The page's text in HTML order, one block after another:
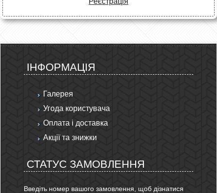
ІНФОРМАЦІЯ
Галерея
Угода користувача
Оплата і доставка
Акції та знижки
СТАТУС ЗАМОВЛЕННЯ
Введіть номер вашого замовлення, щоб дізнатися